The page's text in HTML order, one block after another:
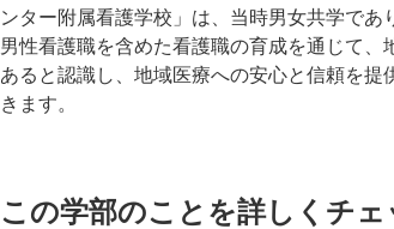
ンター附属看護学校」は、当時男女共学であ
男性看護職を含めた看護職の育成を通じて
あると認識し、地域医療への安心と信頼を
きます。
この学部のことを詳しくチェ